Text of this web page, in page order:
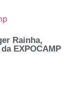
Rainha,
EXPOCAMP